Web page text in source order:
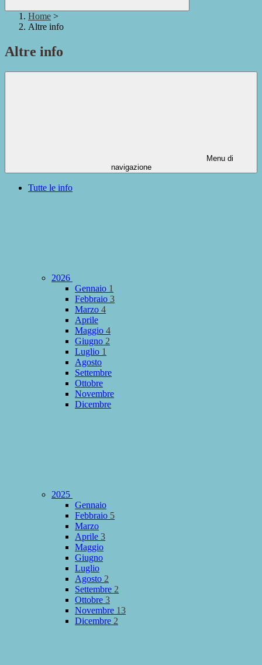
Home >
Altre info
Altre info
Menu di
navigazione
Tutte le info
2026
Gennaio 1
Febbraio 3
Marzo 4
Aprile
Maggio 4
Giugno 2
Luglio 1
Agosto
Settembre
Ottobre
Novembre
Dicembre
2025
Gennaio
Febbraio 5
Marzo
Aprile 3
Maggio
Giugno
Luglio
Agosto 2
Settembre 2
Ottobre 3
Novembre 13
Dicembre 2